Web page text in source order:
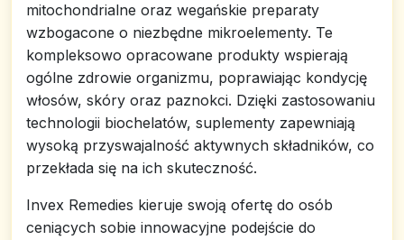
mitochondrialne oraz wegańskie preparaty
wzbogacone o niezbędne mikroelementy. Te
kompleksowo opracowane produkty wspierają
ogólne zdrowie organizmu, poprawiając kondycję
włosów, skóry oraz paznokci. Dzięki zastosowaniu
technologii biochelatów, suplementy zapewniają
wysoką przyswajalność aktywnych składników, co
przekłada się na ich skuteczność.
Invex Remedies kieruje swoją ofertę do osób
ceniących sobie innowacyjne podejście do